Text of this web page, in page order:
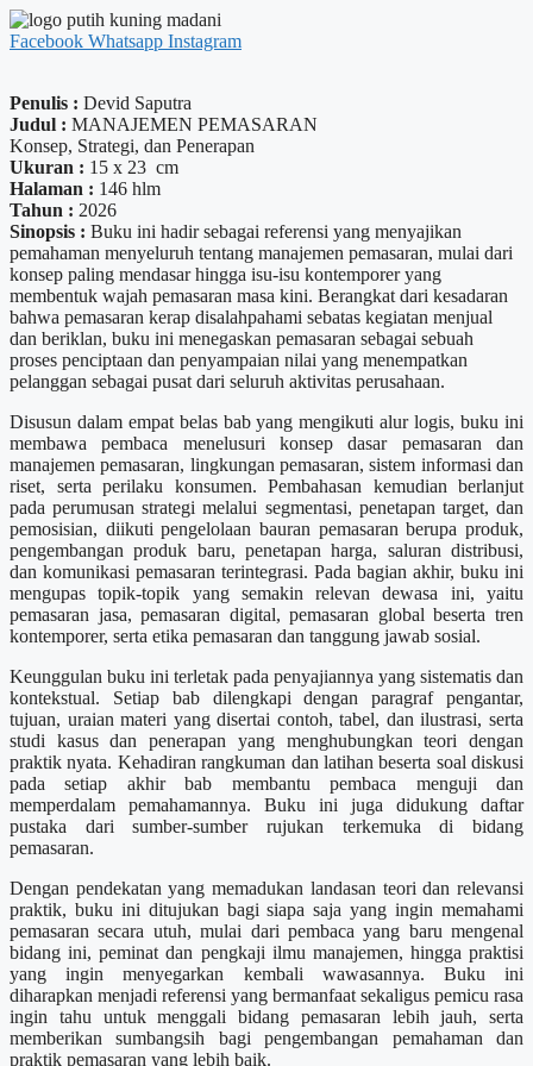
Facebook Whatsapp Instagram
Penulis : Devid Saputra
Judul : MANAJEMEN PEMASARAN
Konsep, Strategi, dan Penerapan
Ukuran : 15 x 23 cm
Halaman : 146 hlm
Tahun : 2026
Sinopsis : Buku ini hadir sebagai referensi yang menyajikan
pemahaman menyeluruh tentang manajemen pemasaran, mulai dari
konsep paling mendasar hingga isu-isu kontemporer yang
membentuk wajah pemasaran masa kini. Berangkat dari kesadaran
bahwa pemasaran kerap disalahpahami sebatas kegiatan menjual
dan beriklan, buku ini menegaskan pemasaran sebagai sebuah
proses penciptaan dan penyampaian nilai yang menempatkan
pelanggan sebagai pusat dari seluruh aktivitas perusahaan.
Disusun dalam empat belas bab yang mengikuti alur logis, buku ini
membawa pembaca menelusuri konsep dasar pemasaran dan
manajemen pemasaran, lingkungan pemasaran, sistem informasi dan
riset, serta perilaku konsumen. Pembahasan kemudian berlanjut
pada perumusan strategi melalui segmentasi, penetapan target, dan
pemosisian, diikuti pengelolaan bauran pemasaran berupa produk,
pengembangan produk baru, penetapan harga, saluran distribusi,
dan komunikasi pemasaran terintegrasi. Pada bagian akhir, buku ini
mengupas topik-topik yang semakin relevan dewasa ini, yaitu
pemasaran jasa, pemasaran digital, pemasaran global beserta tren
kontemporer, serta etika pemasaran dan tanggung jawab sosial.
Keunggulan buku ini terletak pada penyajiannya yang sistematis dan
kontekstual. Setiap bab dilengkapi dengan paragraf pengantar,
tujuan, uraian materi yang disertai contoh, tabel, dan ilustrasi, serta
studi kasus dan penerapan yang menghubungkan teori dengan
praktik nyata. Kehadiran rangkuman dan latihan beserta soal diskusi
pada setiap akhir bab membantu pembaca menguji dan
memperdalam pemahamannya. Buku ini juga didukung daftar
pustaka dari sumber-sumber rujukan terkemuka di bidang
pemasaran.
Dengan pendekatan yang memadukan landasan teori dan relevansi
praktik, buku ini ditujukan bagi siapa saja yang ingin memahami
pemasaran secara utuh, mulai dari pembaca yang baru mengenal
bidang ini, peminat dan pengkaji ilmu manajemen, hingga praktisi
yang ingin menyegarkan kembali wawasannya. Buku ini
diharapkan menjadi referensi yang bermanfaat sekaligus pemicu rasa
ingin tahu untuk menggali bidang pemasaran lebih jauh, serta
memberikan sumbangsih bagi pengembangan pemahaman dan
praktik pemasaran yang lebih baik.